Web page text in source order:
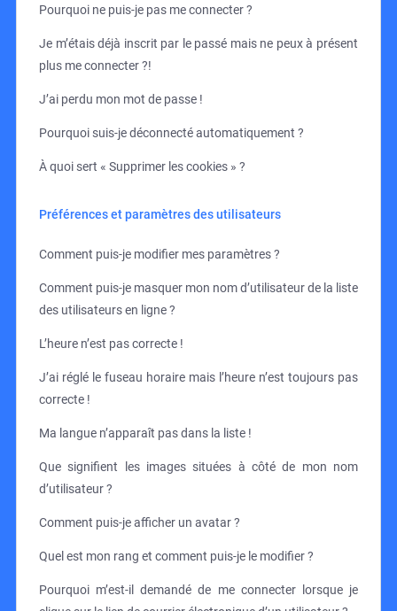
Pourquoi ne puis-je pas me connecter ?
Je m’étais déjà inscrit par le passé mais ne peux à présent
plus me connecter ?!
J’ai perdu mon mot de passe !
Pourquoi suis-je déconnecté automatiquement ?
À quoi sert « Supprimer les cookies » ?
Préférences et paramètres des utilisateurs
Comment puis-je modifier mes paramètres ?
Comment puis-je masquer mon nom d’utilisateur de la liste
des utilisateurs en ligne ?
L’heure n’est pas correcte !
J’ai réglé le fuseau horaire mais l’heure n’est toujours pas
correcte !
Ma langue n’apparaît pas dans la liste !
Que signifient les images situées à côté de mon nom
d’utilisateur ?
Comment puis-je afficher un avatar ?
Quel est mon rang et comment puis-je le modifier ?
Pourquoi m’est-il demandé de me connecter lorsque je